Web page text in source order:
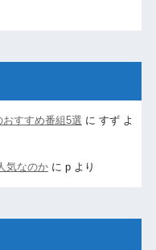
おすすめ番組5選 に すずよ
気なのかに pより